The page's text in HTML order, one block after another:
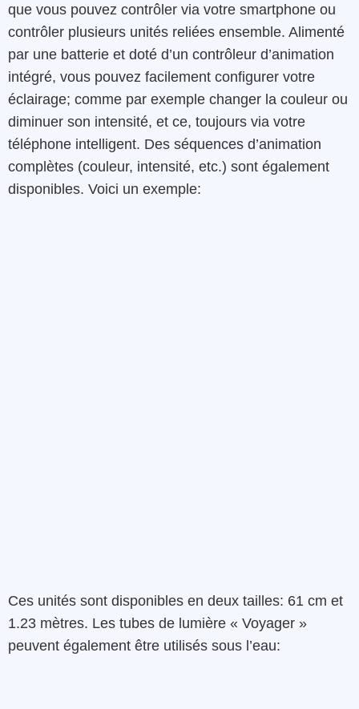
que vous pouvez contrôler via votre smartphone ou
contrôler plusieurs unités reliées ensemble. Alimenté
par une batterie et doté d’un contrôleur d’animation
intégré, vous pouvez facilement configurer votre
éclairage; comme par exemple changer la couleur ou
diminuer son intensité, et ce, toujours via votre
téléphone intelligent. Des séquences d’animation
complètes (couleur, intensité, etc.) sont également
disponibles. Voici un exemple:
Ces unités sont disponibles en deux tailles: 61 cm et
1.23 mètres. Les tubes de lumière « Voyager »
peuvent également être utilisés sous l’eau: